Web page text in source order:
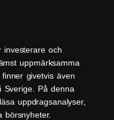
investerare och
uppmärksamma
givetvis även
Sverige. På denna
uppdragsanalyser,
börsnyheter.